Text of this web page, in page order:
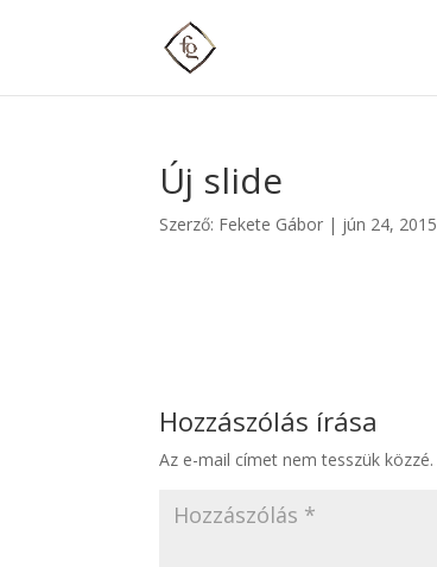
Új slide
Szerző: Fekete Gábor | jún 24, 2015
Hozzászólás írása
Az e-mail címet nem tesszük közzé.